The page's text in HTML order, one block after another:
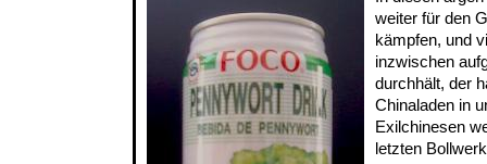
weiter für den
kämpfen, und
inzwischen
durchhält, der
Chinaladen in
Exilchinesen
letzten